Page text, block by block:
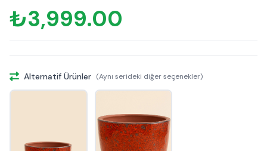
₺3,999.00
Alternatif Ürünler (Aynı serideki diğer seçenekler)